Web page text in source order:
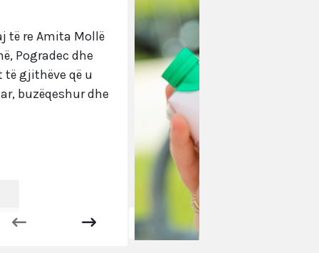
të re Amita Mollë
Pogradec dhe
të gjithëve që u
buzëqeshur dhe